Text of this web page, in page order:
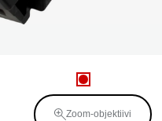
Zoom-objektiivi